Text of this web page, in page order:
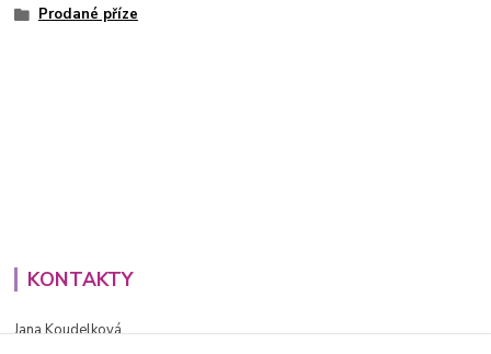
Prodané příze
KONTAKTY
Jana Koudelková